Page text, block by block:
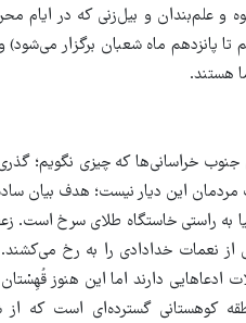
و علم‌بندان و بیل‌زنی که در ایام
پانزدهم ماه شعبان برگزار می‌شود)
هستند.
خراسانی‌ها که چیزی نگویم؛
مردمان این دیار نیست؛ هدف بیان
به راستی خاستگاه طلای سرخ است.
نعمات خدادادی را به رخ
ادعاهایی دارند اما این هنوز
کوهستانی گسترده‌ای است که از
نماد فساد، اقتدارگرایی و
جنگ‌طلبی است!